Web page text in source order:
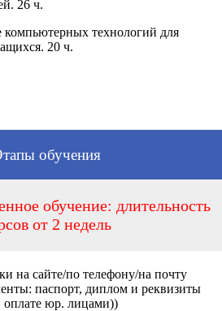
26 ч.
технологий для
20 ч.
обучения
обучение: длительность
от 2 недель
на сайте/по телефону/на почту
паспорт, диплом и реквизиты
оплате юр. лицами))